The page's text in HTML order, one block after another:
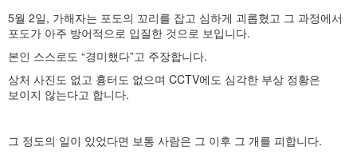
5월 2일, 가해자는 포도의 꼬리를 잡고 심하게 괴롭혔고 그 과정에서
포도가 아주 방어적으로 입질한 것으로 보입니다.
본인 스스로도 “경미했다”고 주장합니다.
상처 사진도 없고 흉터도 없으며 CCTV에도 심각한 부상 정황은
보이지 않는다고 합니다.
그 정도의 일이 있었다면 보통 사람은 그 이후 그 개를 피합니다.